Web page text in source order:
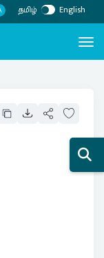
தமிழ் English